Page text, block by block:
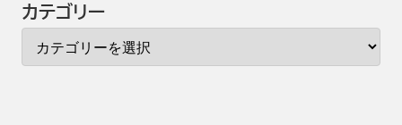
カテゴリー